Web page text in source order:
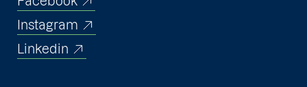
Instagram
Linkedin